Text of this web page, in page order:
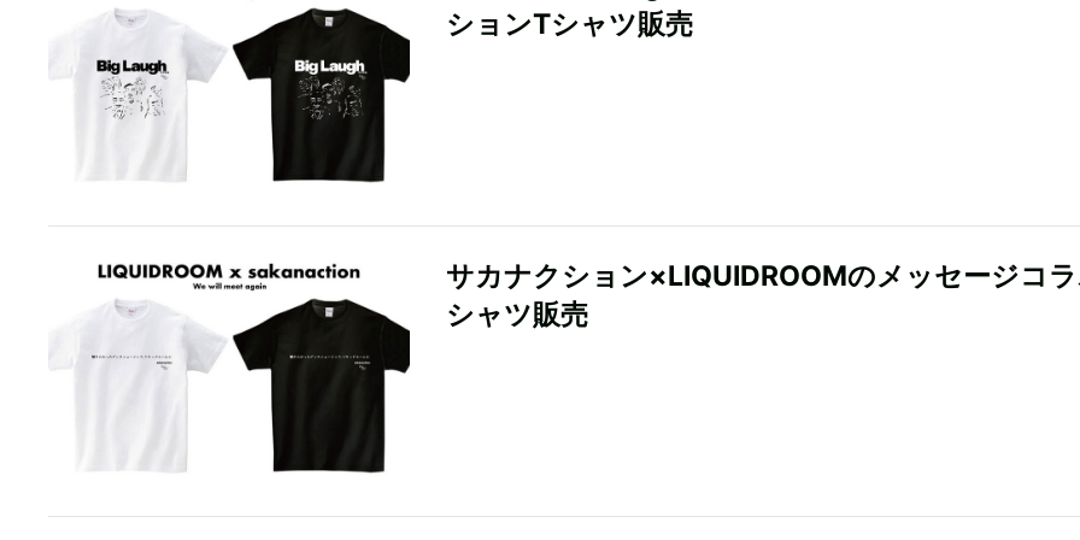
ションTシャツ販売
サカナクション×LIQUIDROOMのメッセージコ
シャツ販売